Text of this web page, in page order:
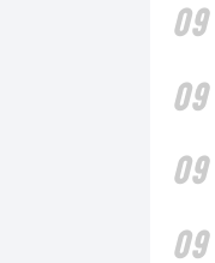
09
09
09
09